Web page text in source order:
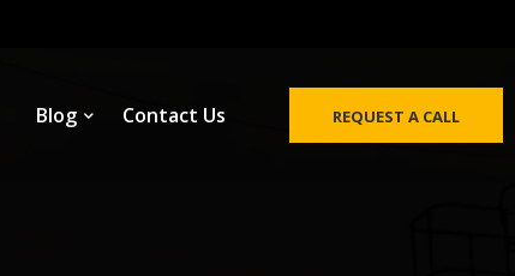
Blog Contact Us REQUEST A CALL